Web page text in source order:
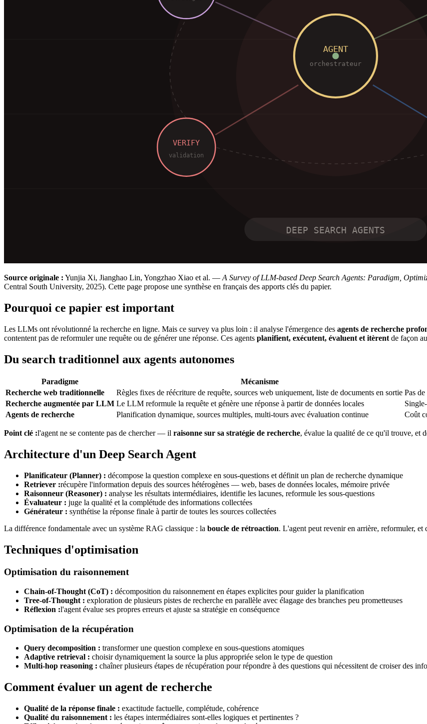
Source originale : Yunjia Xi, Jianghao Lin, Yongzhao Xiao et al. — A Survey of LLM-based Deep Search Agents: Paradigm,
Central South University, 2025). Cette page propose une synthèse en français des apports clés du papier.
Pourquoi ce papier est important
Les LLMs ont révolutionné la recherche en ligne. Mais ce survey va plus loin : il analyse l'émergence des agents de recherche
contentent pas de reformuler une requête ou de générer une réponse. Ces agents planifient, exécutent, évaluent et itèrent de façon
Du search traditionnel aux agents autonomes
Paradigme Mécanisme
Recherche web traditionnelle
Règles fixes de réécriture de requête, sources web uniquement, liste de documents en sortie Pas
Recherche augmentée par LLM Le LLM reformule la requête et génère une réponse à partir de données locales
Agents de recherche
Planification dynamique, sources multiples, multi-tours avec évaluation continue Coût
Point clé :l'agent ne se contente pas de chercher — il raisonne sur sa stratégie de recherche, évalue la qualité de ce qu'il trouve, et
Architecture d'un Deep Search Agent
Planificateur (Planner) : décompose la question complexe en sous-questions et définit un plan de recherche dynamique
Retriever :récupère l'information depuis des sources hétérogènes — web, bases de données locales, mémoire privée
Raisonneur (Reasoner) : analyse les résultats intermédiaires, identifie les lacunes, reformule les sous-questions
Évaluateur : juge la qualité et la complétude des informations collectées
Générateur : synthétise la réponse finale à partir de toutes les sources collectées
La différence fondamentale avec un système RAG classique : la boucle de rétroaction. L'agent peut revenir en arrière, reformuler, et
Techniques d'optimisation
Optimisation du raisonnement
Chain-of-Thought (CoT) : décomposition du raisonnement en étapes explicites pour guider la planification
Tree-of-Thought : exploration de plusieurs pistes de recherche en parallèle avec élagage des branches peu prometteuses
Réflexion :l'agent évalue ses propres erreurs et ajuste sa stratégie en conséquence
Optimisation de la récupération
Query decomposition : transformer une question complexe en sous-questions atomiques
Adaptive retrieval : choisir dynamiquement la source la plus appropriée selon le type de question
Multi-hop reasoning : chaîner plusieurs étapes de récupération pour répondre à des questions qui nécessitent de croiser des
Comment évaluer un agent de recherche
Qualité de la réponse finale : exactitude factuelle, complétude, cohérence
Qualité du raisonnement : les étapes intermédiaires sont-elles logiques et pertinentes ?